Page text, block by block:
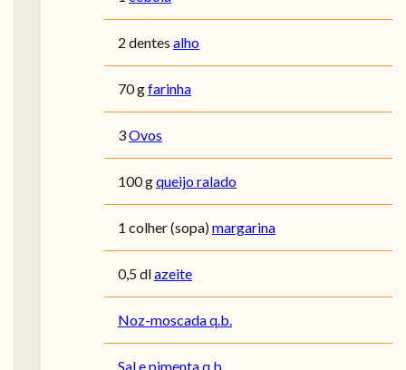
2 dentes alho
70 gfarinha
3Ovos
100 gqueijo ralado
1 colher (sopa)margarina
0,5 dlazeite
Noz-moscada q.b.
Sal e pimenta q.b.